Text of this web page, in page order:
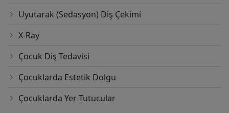
Uyutarak (Sedasyon) Diş Çekimi
X-Ray
Çocuk Diş Tedavisi
Çocuklarda Estetik Dolgu
Çocuklarda Yer Tutucular